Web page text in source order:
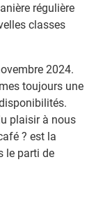
régulière
classes
2024.
toujours une
plaisir à nous
? est la
le parti de